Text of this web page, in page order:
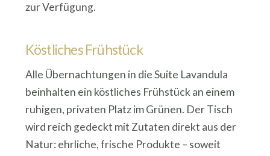
zur Verfügung.
Köstliches Frühstück
Alle Übernachtungen in die Suite Lavandula
beinhalten ein köstliches Frühstück an einem
ruhigen, privaten Platz im Grünen. Der Tisch
wird reich gedeckt mit Zutaten direkt aus der
Natur: ehrliche, frische Produkte – soweit